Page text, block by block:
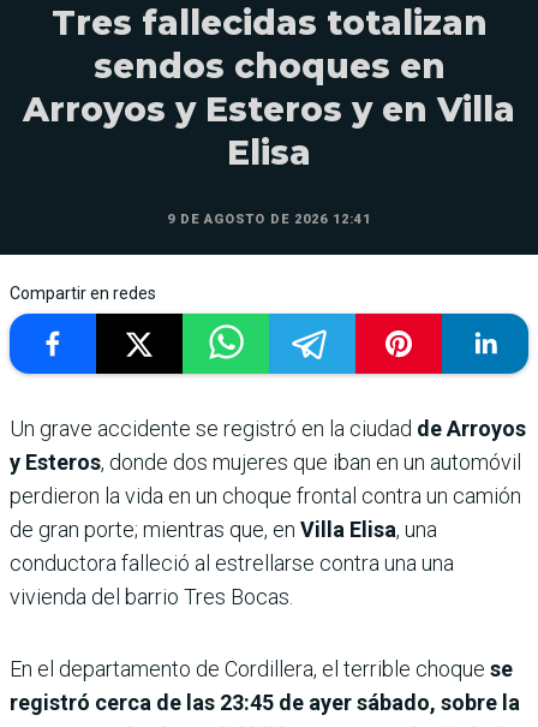
Tres fallecidas totalizan
sendos choques en
Arroyos y Esteros y en Villa
Elisa
9 DE AGOSTO DE 2026 12:41
Compartir en redes
Un grave accidente se registró en la ciudad de Arroyos
y Esteros, donde dos mujeres que iban en un automóvil
perdieron la vida en un choque frontal contra un camión
de gran porte; mientras que, en Villa Elisa, una
conductora falleció al estrellarse contra una una
vivienda del barrio Tres Bocas.
En el departamento de Cordillera, el terrible choque se
registró cerca de las 23:45 de ayer sábado, sobre la